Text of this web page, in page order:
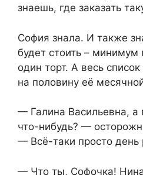
знаешь, где заказать
София знала. И также
будет стоить – минимум
один торт. А весь
на половину её
— Галина Васильевна,
что-нибудь? —
— Всё-таки просто
— Что ты, Софочка!